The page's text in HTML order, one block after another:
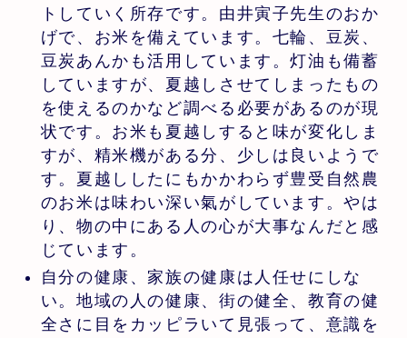
トしていく所存です。由井寅子先生のおか
げで、お米を備えています。七輪、豆炭、
豆炭あんかも活用しています。灯油も備蓄
していますが、夏越しさせてしまったもの
を使えるのかなど調べる必要があるのが現
状です。お米も夏越しすると味が変化しま
すが、精米機がある分、少しは良いようで
す。夏越ししたにもかかわらず豊受自然農
のお米は味わい深い氣がしています。やは
り、物の中にある人の心が大事なんだと感
じています。
自分の健康、家族の健康は人任せにしな
い。地域の人の健康、街の健全、教育の健
全さに目をカッピラいて見張って、意識を